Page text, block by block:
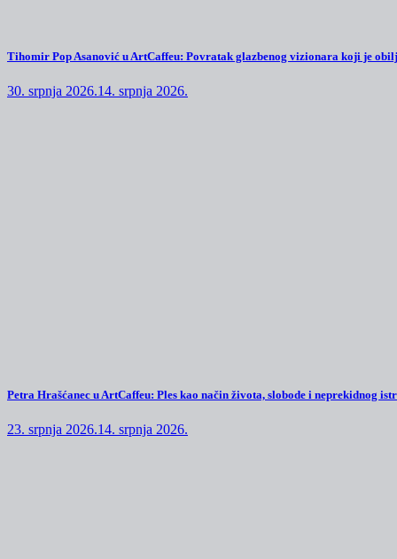
Tihomir Pop Asanović u ArtCaffeu: Povratak glazbenog vizionara koji je
30. srpnja 2026.14. srpnja 2026.
Petra Hrašćanec u ArtCaffeu: Ples kao način života, slobode i neprekidnog
23. srpnja 2026.14. srpnja 2026.